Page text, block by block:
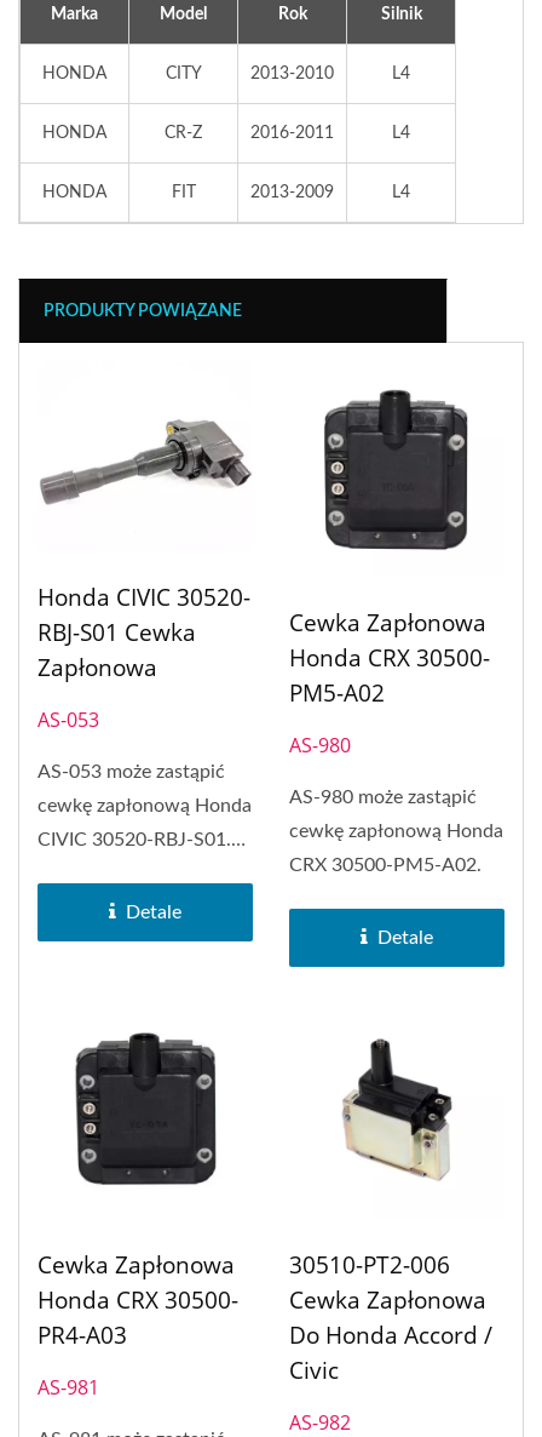
Marka Model Rok Silnik
HONDA CITY 2013-2010 L4
HONDA CR-Z 2016-2011 L4
HONDA FIT 2013-2009 L4
PRODUKTY POWIĄZANE
Honda CIVIC 30520-
RBJ-S01 Cewka
Zapłonowa
AS-053
AS-053 może zastąpić
cewkę zapłonową Honda
CIVIC 30520-RBJ-S01.
Detale
Cewka Zapłonowa
Honda CRX 30500-
PM5-A02
AS-980
AS-980 może zastąpić
cewkę zapłonową Honda
CRX 30500-PM5-A02.
Detale
Cewka Zapłonowa
Honda CRX 30500-
PR4-A03
AS-981
30510-PT2-006
Cewka Zapłonowa
Do Honda Accord /
Civic
AS-982